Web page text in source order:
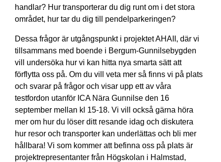
handlar? Hur transporterar du dig runt om i det stora
området, hur tar du dig till pendelparkeringen?
Dessa frågor är utgångspunkt i projektet AHAII, där vi
tillsammans med boende i Bergum-Gunnilsebygden
vill undersöka hur vi kan hitta nya smarta sätt att
förflytta oss på. Om du vill veta mer så finns vi på plats
och svarar på frågor och visar upp ett av våra
testfordon utanför ICA Nära Gunnilse den 16
september mellan kl 15-18. Vi vill också gärna höra
mer om hur du löser ditt resande idag och diskutera
hur resor och transporter kan underlättas och bli mer
hållbara! Vi som kommer att befinna oss på plats är
projektrepresentanter från Högskolan i Halmstad,